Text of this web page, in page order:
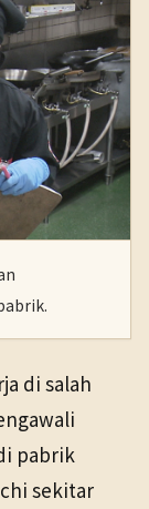
di salah
pabrik
sekitar